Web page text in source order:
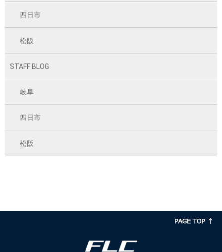
四日市
松阪
STAFF BLOG
岐阜
四日市
松阪